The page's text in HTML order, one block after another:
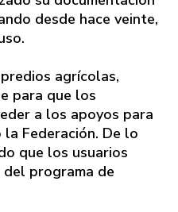
desde hace veinte,
agrícolas,
para que los
a los apoyos para
Federación. De lo
que los usuarios
programa de